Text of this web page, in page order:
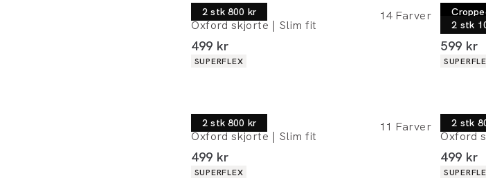
2 stk 800 kr
Lindbergh
Oxford skjorte | Slim fit
14 Farver
I alt (inkl. rabat)
499 kr
Produkt egenskaber
SUPERFLEX
2 stk
I alt
599 kr
Produkt
2 stk 800 kr
Lindbergh
Oxford skjorte | Slim fit
11 Farver
I alt (inkl. rabat)
499 kr
Produkt egenskaber
SUPERFLEX
2 stk
Oxford
I alt
499 kr
Produkt